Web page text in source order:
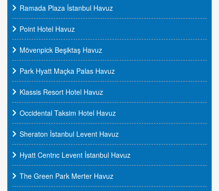
Ramada Plaza İstanbul Havuz
Point Hotel Havuz
Mövenpick Beşiktaş Havuz
Park Hyatt Maçka Palas Havuz
Klassis Resort Hotel Havuz
Occidental Taksim Hotel Havuz
Sheraton İstanbul Levent Havuz
Hyatt Centrıc Levent İstanbul Havuz
The Green Park Merter Havuz